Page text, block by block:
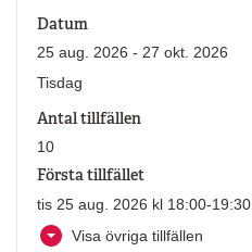
Datum
25 aug. 2026 - 27 okt. 2026
Tisdag
Antal tillfällen
10
Första tillfället
tis 25 aug. 2026 kl 18:00-19:30
Visa övriga tillfällen